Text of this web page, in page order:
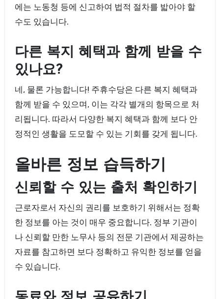
에는 노동청 등에 신고하여 법적 절차를 밟아야 할
수도 있습니다.
다른 복지 혜택과 함께 받을 수
있나요?
네, 물론 가능합니다! 주휴수당은 다른 복지 혜택과
함께 받을 수 있으며, 이는 각각 별개의 항목으로 처
리됩니다. 따라서 다양한 복지 혜택과 함께 보다 안
정적인 생활을 도모할 수 있는 기회를 갖게 됩니다.
올바른 정보 습득하기
신뢰할 수 있는 출처 확인하기
근로자로서 자신의 권리를 보호하기 위해서는 정확
한 정보를 아는 것이 매우 중요합니다. 정부 기관이
나 신뢰할 만한 노무사 등의 전문 기관에서 제공하는
자료를 참고하면 보다 정확하고 유익한 정보를 얻을
수 있습니다.